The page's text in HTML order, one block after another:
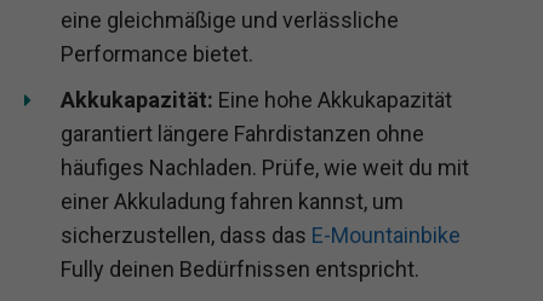
eine gleichmäßige und verlässliche
Performance bietet.
Akkukapazität: Eine hohe Akkukapazität
garantiert längere Fahrdistanzen ohne
häufiges Nachladen. Prüfe, wie weit du mit
einer Akkuladung fahren kannst, um
sicherzustellen, dass das E-Mountainbike
Fully deinen Bedürfnissen entspricht.